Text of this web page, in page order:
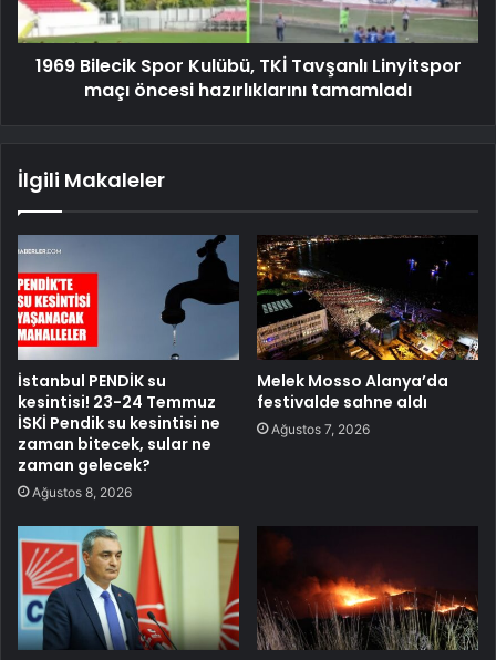
1969 Bilecik Spor Kulübü, TKİ Tavşanlı Linyitspor
maçı öncesi hazırlıklarını tamamladı
İlgili Makaleler
İstanbul PENDİK su
kesintisi! 23-24 Temmuz
İSKİ Pendik su kesintisi ne
zaman bitecek, sular ne
zaman gelecek?
Ağustos 8, 2026
Melek Mosso Alanya’da
festivalde sahne aldı
Ağustos 7, 2026